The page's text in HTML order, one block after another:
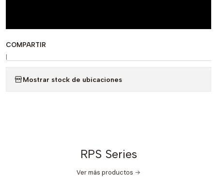
COMPARTIR
|
Mostrar stock de ubicaciones
RPS Series
Ver más productos